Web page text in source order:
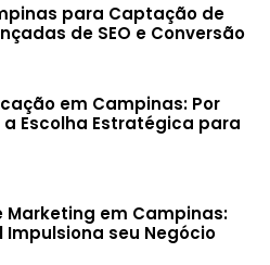
para Captação de
de SEO e Conversão
em Campinas: Por
Escolha Estratégica para
Marketing em Campinas:
seu Negócio